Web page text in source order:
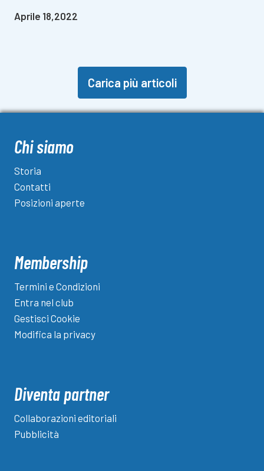
Aprile 18,2022
Carica più articoli
Chi siamo
Storia
Contatti
Posizioni aperte
Membership
Termini e Condizioni
Entra nel club
Gestisci Cookie
Modifica la privacy
Diventa partner
Collaborazioni editoriali
Pubblicità